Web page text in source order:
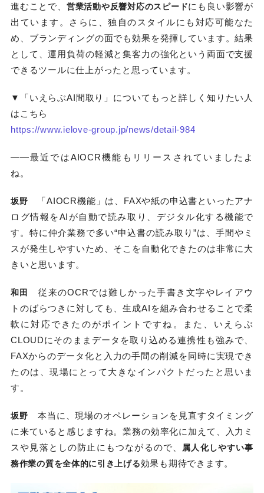
進むことで、 営業活動や反響対応のスピードにも良い影響が
出ています。さらに、独自のスタイルにも対応可能なた
め、ブランディングの面でも効果を発揮しています。結果
として、運用負荷の軽減と集客力の強化という両面で支援
できるツールに仕上がったと思っています。
▼「いえらぶAI間取り」についてもっと詳しく知りたい人
はこちら
https://www.ielove-group.jp/news/detail-984
――最近ではAIOCR機能もリリースされていましたよ
ね。
坂野 「AIOCR機能」は、FAXや紙の申込書といったアナ
ログ情報をAIが自動で読み取り、デジタル化する機能で
す。特に仲介業務で多い“申込書の読み取り”は、手間やミ
スが発生しやすいため、そこを自動化できたのは非常に大
きいと思います。
和田
従来のOCRでは難しかった手書き文字やレイアウ
トのばらつきに対しても、生成AIを組み合わせることで柔
軟に対応できたのがポイントですね。また、いえらぶ
CLOUDにそのままデータを取り込める連携性も強みで、
FAXからのデータ化と入力の手間の削減を同時に実現でき
たのは、現場にとって大きなインパクトだったと思いま
す。
坂野 本当に、現場のオペレーションを見直すタイミング
に来ていると感じますね。業務の効率化に加えて、入力ミ
スや見落としの防止にもつながるので、
属人化しやすい事
務作業の質を全体的に引き上げる効果も期待できます。